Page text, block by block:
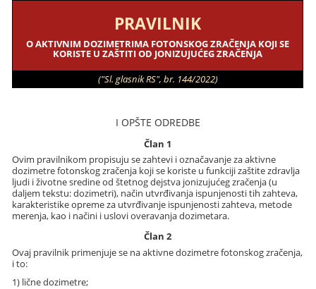
PRAVILNIK
O AKTIVNIM DOZIMETRIMA FOTONSKOG ZRAČENJA KOJI SE
KORISTE U ZAŠTITI OD JONIZUJUĆEG ZRAČENJA
("Sl. glasnik RS", br. 144/2022)
I OPŠTE ODREDBE
Član 1
Ovim pravilnikom propisuju se zahtevi i označavanje za aktivne
dozimetre fotonskog zračenja koji se koriste u funkciji zaštite zdravlja
ljudi i životne sredine od štetnog dejstva jonizujućeg zračenja (u
daljem tekstu: dozimetri), način utvrđivanja ispunjenosti tih zahteva,
karakteristike opreme za utvrđivanje ispunjenosti zahteva, metode
merenja, kao i načini i uslovi overavanja dozimetara.
Član 2
Ovaj pravilnik primenjuje se na aktivne dozimetre fotonskog zračenja,
i to:
1) lične dozimetre;